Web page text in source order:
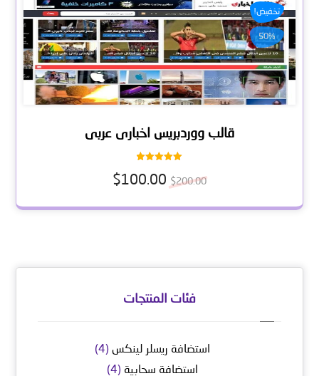
تخفيض!
50%
قالب ووردبريس اخبارى عربى
5.00
من 5
$200.00
$100.00
فئات المنتجات
استضافة ريسلر لينكس (4)
استضافة سحابية (4)